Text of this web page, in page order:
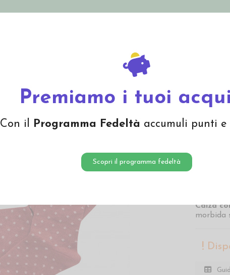
Premiamo i tuoi
Con il Programma Fedeltà accumuli punti e
Scopri il programma fedeltà
Offerte
Calzino in lana mista cotone -col. bacca
col.
9,07 €
Calza
morbida